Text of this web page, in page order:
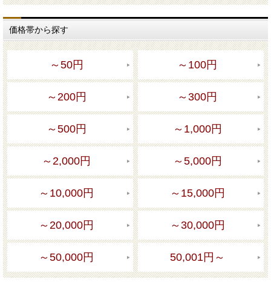
価格帯から探す
～50円 ～100円
～200円 ～300円
～500円 ～1,000円
～2,000円 ～5,000円
～10,000円 ～15,000円
～20,000円 ～30,000円
～50,000円 50,001円～